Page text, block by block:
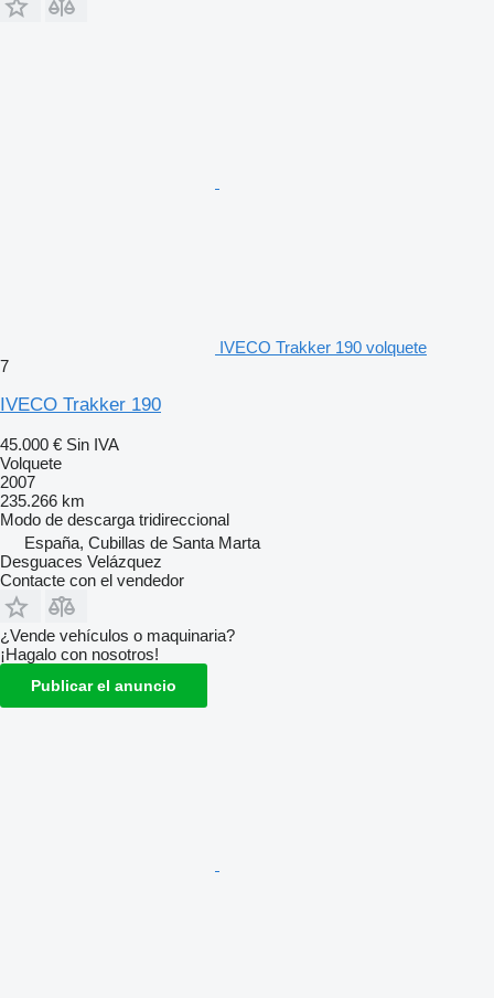
IVECO Trakker 190 volquete
7
IVECO Trakker 190
45.000 € Sin IVA
Volquete
2007
235.266 km
Modo de descarga tridireccional
España, Cubillas de Santa Marta
Desguaces Velázquez
Contacte con el vendedor
¿Vende vehículos o maquinaria?
¡Hagalo con nosotros!
Publicar el anuncio